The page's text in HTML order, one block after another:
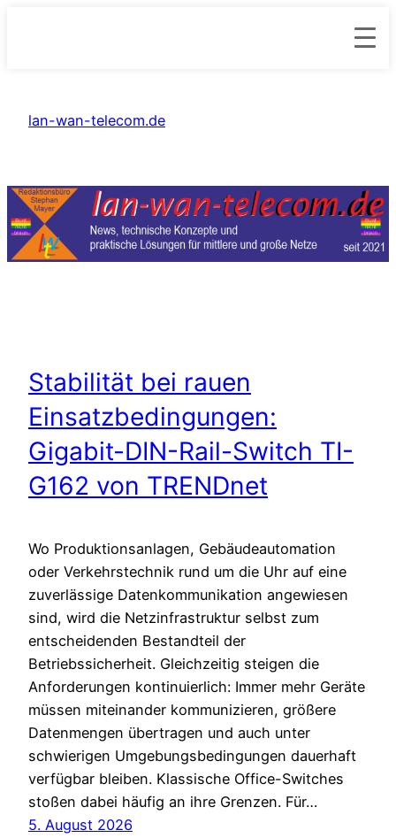
springen
lan-wan-telecom.de
Stabilität bei rauen
Einsatzbedingungen:
Gigabit-DIN-Rail-Switch TI-
G162 von TRENDnet
Wo Produktionsanlagen, Gebäudeautomation
oder Verkehrstechnik rund um die Uhr auf eine
zuverlässige Datenkommunikation angewiesen
sind, wird die Netzinfrastruktur selbst zum
entscheidenden Bestandteil der
Betriebssicherheit. Gleichzeitig steigen die
Anforderungen kontinuierlich: Immer mehr Geräte
müssen miteinander kommunizieren, größere
Datenmengen übertragen und auch unter
schwierigen Umgebungsbedingungen dauerhaft
verfügbar bleiben. Klassische Office-Switches
stoßen dabei häufig an ihre Grenzen. Für…
5. August 2026